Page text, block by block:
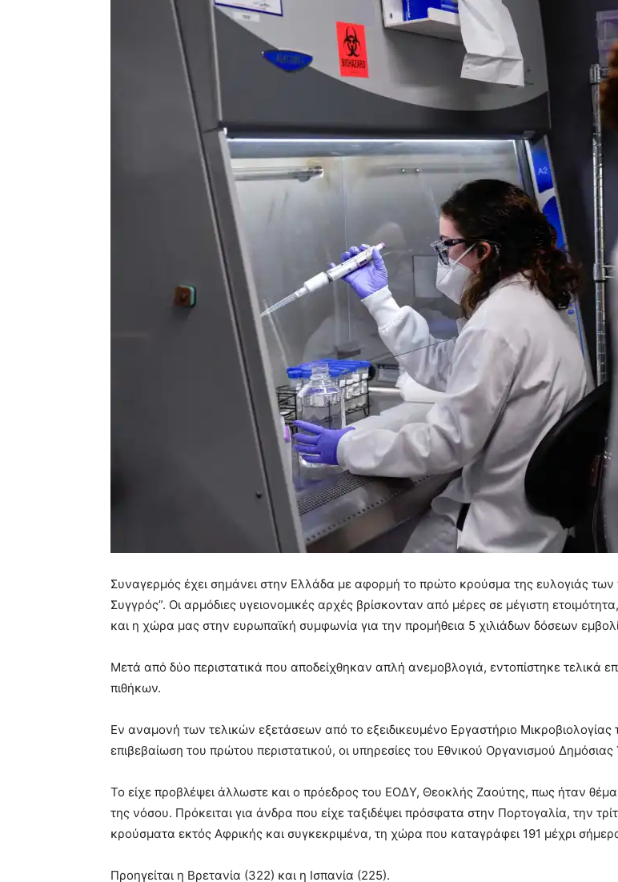
Συναγερμός έχει σημάνει στην Ελλάδα με αφορμή το πρώτο κρούσμα της ευλογιάς των
Συγγρός”. Οι αρμόδιες υγειονομικές αρχές βρίσκονταν από μέρες σε μέγιστη
και η χώρα μας στην ευρωπαϊκή συμφωνία για την προμήθεια 5 χιλιάδων δόσεων
Μετά από δύο περιστατικά που αποδείχθηκαν απλή ανεμοβλογιά, εντοπίστηκε τελικά
πιθήκων.
Εν αναμονή των τελικών εξετάσεων από το εξειδικευμένο Εργαστήριο Μικροβιολογίας
επιβεβαίωση του πρώτου περιστατικού, οι υπηρεσίες του Εθνικού Οργανισμού
Το είχε προβλέψει άλλωστε και ο πρόεδρος του ΕΟΔΥ, Θεοκλής Ζαούτης, πως ήταν
της νόσου. Πρόκειται για άνδρα που είχε ταξιδέψει πρόσφατα στην Πορτογαλία, την
κρούσματα εκτός Αφρικής και συγκεκριμένα, τη χώρα που καταγράφει 191 μέχρι
Προηγείται η Βρετανία (322) και η Ισπανία (225).